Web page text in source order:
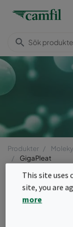
Produkter
GigaPleat
Meny
This site uses
site, you are
more